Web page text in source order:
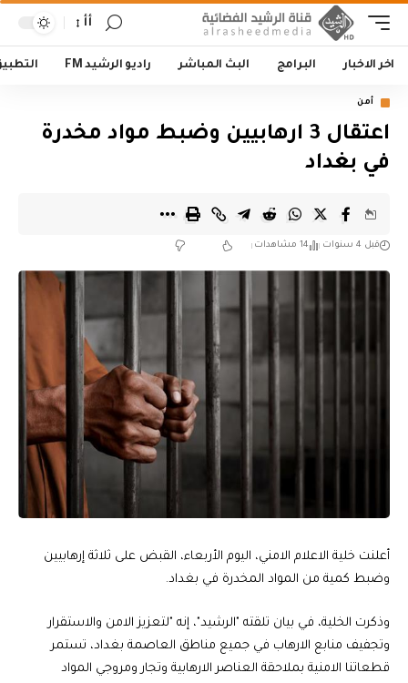
أأ
اخر الاخبار البرامج البث المباشر راديو الرشيد FM
أمن
اعتقال 3 ارهابيين وضبط مواد مخدرة
في بغداد
قبل 4 سنوات 14 مشاهدات
أعلنت خلية الاعلام الامني، اليوم الأربعاء، القبض على ثلاثة إرهابيين
وضبط كمية من المواد المخدرة في بغداد.
وذكرت الخلية، في بيان تلقته "الرشيد"، إنه "لتعزيز الامن والاستقرار
وتجفيف منابع الارهاب في جميع مناطق العاصمة بغداد، تستمر
قطعاتنا الامنية بملاحقة العناصر الارهابية وتجار ومروجي المواد